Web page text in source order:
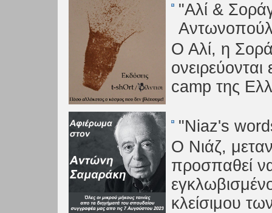
"Αλί &
Ο Αλί, η
camp της
"Niaz's
O Νιάζ,
προσπαθεί
κλείσιμου